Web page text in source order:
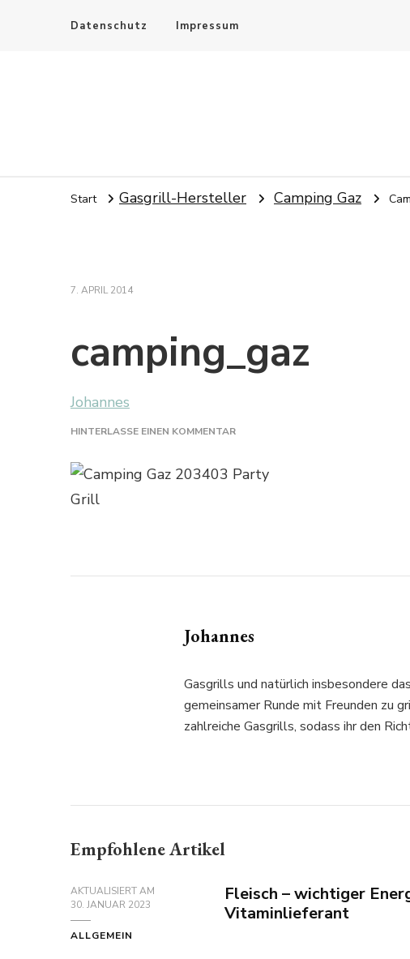
Datenschutz Impressum
Start Gasgrill-Hersteller Camping Gaz
7. APRIL 2014
camping_gaz
Johannes
HINTERLASSE EINEN KOMMENTARZU
Johannes
Gasgrills und natürlich insbesondere
gemeinsamer Runde mit Freunden zu
zahlreiche Gasgrills, sodass ihr den
Empfohlene Artikel
AKTUALISIERT AM
30. JANUAR 2023
ALLGEMEIN
Fleisch – wichtiger
Vitaminlieferant